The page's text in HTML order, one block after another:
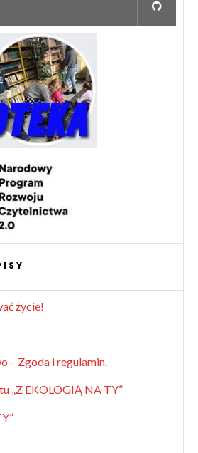
życie!
– Zgoda i regulamin.
„Z EKOLOGIĄ NA TY”